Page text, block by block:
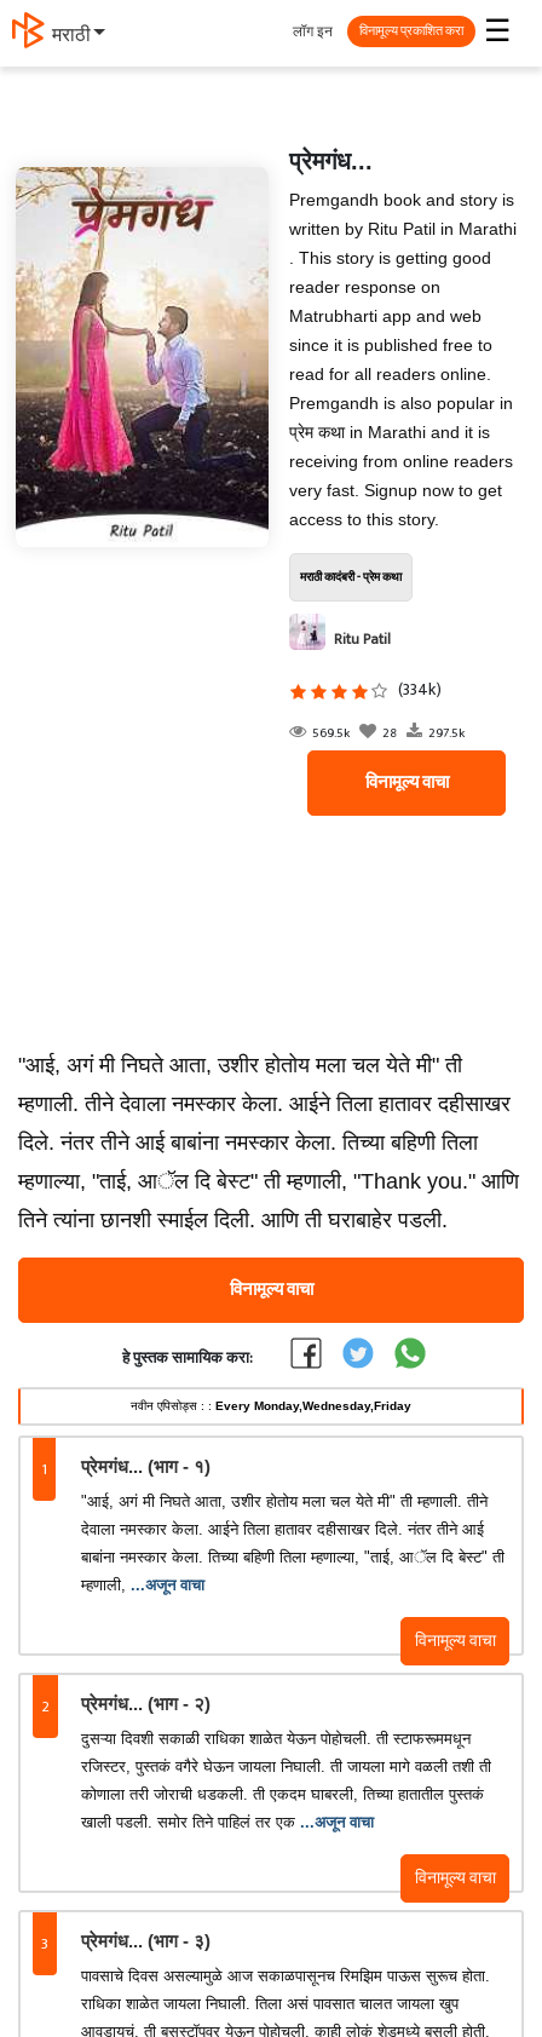
मराठी ☰
लॉग इन विनामूल्य प्रकाशित करा
प्रेमगंध...
Premgandh book and story is
written by Ritu Patil in Marathi
. This story is getting good
reader response on
Matrubharti app and web
since it is published free to
read for all readers online.
Premgandh is also popular in
प्रेम कथा in Marathi and it is
receiving from online readers
very fast. Signup now to get
access to this story.
मराठी कादंबरी - प्रेम कथा
Ritu Patil
(334k)
569.5k 28 297.5k
विनामूल्य वाचा
"आई, अगं मी निघते आता, उशीर होतोय मला चल येते मी" ती
म्हणाली. तीने देवाला नमस्कार केला. आईने तिला हातावर दहीसाखर
दिले. नंतर तीने आई बाबांना नमस्कार केला. तिच्या बहिणी तिला
म्हणाल्या, "ताई, आॅल दि बेस्ट" ती म्हणाली, "Thank you." आणि
तिने त्यांना छानशी स्माईल दिली. आणि ती घराबाहेर पडली.
विनामूल्य वाचा
हे पुस्तक सामायिक करा:
नवीन एपिसोड्स : : Every Monday,Wednesday,Friday
1 प्रेमगंध... (भाग - १)
विनामूल्य वाचा
"आई, अगं मी निघते आता, उशीर होतोय मला चल येते मी" ती म्हणाली. तीने
देवाला नमस्कार केला. आईने तिला हातावर दहीसाखर दिले. नंतर तीने आई
बाबांना नमस्कार केला. तिच्या बहिणी तिला म्हणाल्या, "ताई, आॅल दि बेस्ट" ती
म्हणाली, ...अजून वाचा
2 प्रेमगंध... (भाग - २)
विनामूल्य वाचा
दुसऱ्या दिवशी सकाळी राधिका शाळेत येऊन पोहोचली. ती स्टाफरूममधून
रजिस्टर, पुस्तकं वगैरे घेऊन जायला निघाली. ती जायला मागे वळली तशी ती
कोणाला तरी जोराची धडकली. ती एकदम घाबरली, तिच्या हातातील पुस्तकं
खाली पडली. समोर तिने पाहिलं तर एक ...अजून वाचा
3 प्रेमगंध... (भाग - ३)
पावसाचे दिवस असल्यामुळे आज सकाळपासूनच रिमझिम पाऊस सुरूच होता.
राधिका शाळेत जायला निघाली. तिला असं पावसात चालत जायला खुप
आवडायचं. ती बसस्टॉपवर येऊन पोहोचली. काही लोकं शेडमध्ये बसली होती,